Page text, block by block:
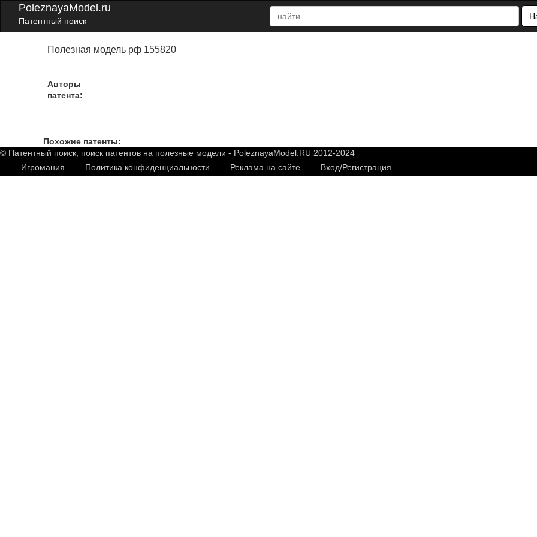
PoleznayaModel.ru
Патентный поиск
Полезная модель рф 155820
Авторы
патента:
Похожие патенты:
© Патентный поиск, поиск патентов на полезные модели - PoleznayaModel.RU 2012-2024
Игромания
Политика конфиденциальности Реклама на сайте Вход/Регистрация